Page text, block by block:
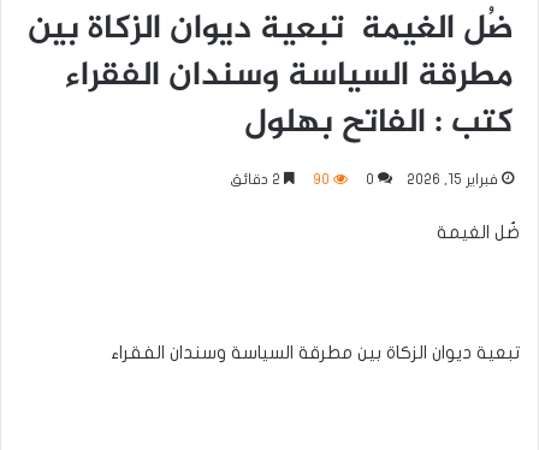
ضُل الغيمة تبعية ديوان الزكاة بين
مطرقة السياسة وسندان الفقراء
كتب : الفاتح بهلول
فبراير 15, 2026 0
90
ضُل الغيمة
تبعية ديوان الزكاة بين مطرقة السياسة وسندان الفقراء